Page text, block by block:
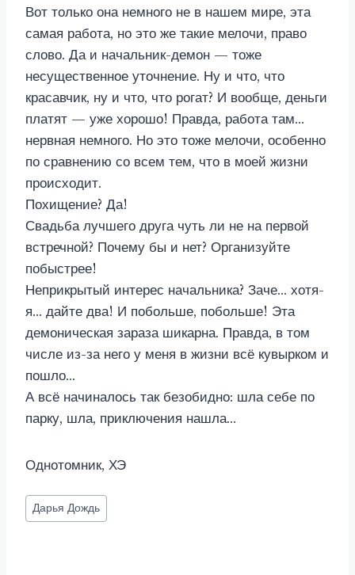
Вот только она немного не в нашем мире, эта
самая работа, но это же такие мелочи, право
слово. Да и начальник-демон — тоже
несущественное уточнение. Ну и что, что
красавчик, ну и что, что рогат? И вообще, деньги
платят — уже хорошо! Правда, работа там…
нервная немного. Но это тоже мелочи, особенно
по сравнению со всем тем, что в моей жизни
происходит.
Похищение? Да!
Свадьба лучшего друга чуть ли не на первой
встречной? Почему бы и нет? Организуйте
побыстрее!
Неприкрытый интерес начальника? Заче… хотя-
я… дайте два! И побольше, побольше! Эта
демоническая зараза шикарна. Правда, в том
числе из-за него у меня в жизни всё кувырком и
пошло…
А всё начиналось так безобидно: шла себе по
парку, шла, приключения нашла…
Однотомник, ХЭ
Метки
записи:
Дарья Дождь